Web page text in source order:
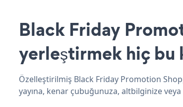
Black Friday
yerleştirmek hiç bu
Özelleştirilmiş Black Friday Promotion
yayına, kenar çubuğunuza, altbilginize